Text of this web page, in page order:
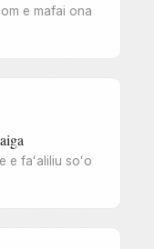
e mafai ona
e faʻaliliu soʻo